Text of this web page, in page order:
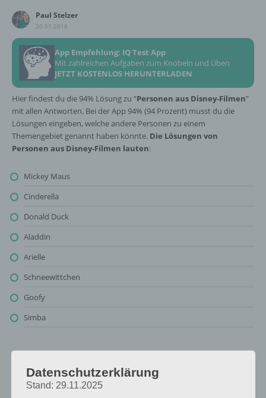
Paul Stelzer
20.01.2018
App Empfehlung: IQ Test App
Mit zahlreichen Aufgaben zum Knobeln und Üben
JETZT KOSTENLOS HERUNTERLADEN
Hier findest du die 94% Lösung zu “Personen aus Disney-Filmen”
mit allen Antworten. Bei der App 94% (94 Prozent) musst du die
Lösungen eingeben, welche andere Personen zu einem
Themengebiet genannt haben könnte. Die Lösungen von
Personen aus Disney-Filmen lauten:
Mickey Maus
Cinderella
Donald Duck
Aladdin
Arielle
Schneewittchen
Goofy
Simba
94%Datenschutzerklärung
Stand: 29.11.2025